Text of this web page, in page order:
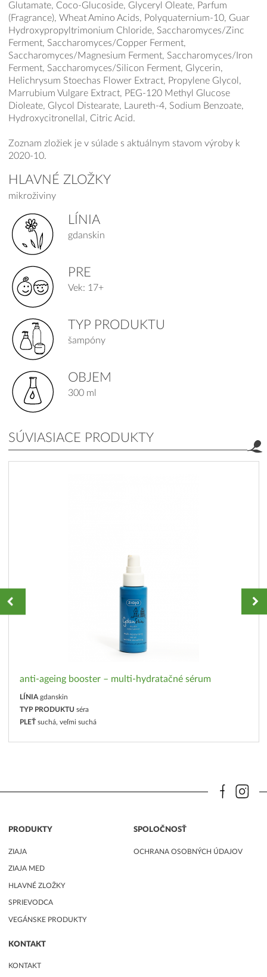
Glutamate, Coco-Glucoside, Glyceryl Oleate, Parfum
(Fragrance), Wheat Amino Acids, Polyquaternium-10, Guar
Hydroxypropyltrimonium Chloride, Saccharomyces/Zinc
Ferment, Saccharomyces/Copper Ferment,
Saccharomyces/Magnesium Ferment, Saccharomyces/Iron
Ferment, Saccharomyces/Silicon Ferment, Glycerin,
Helichrysum Stoechas Flower Extract, Propylene Glycol,
Marrubium Vulgare Extract, PEG-120 Methyl Glucose
Dioleate, Glycol Distearate, Laureth-4, Sodium Benzoate,
Hydroxycitronellal, Citric Acid.
Zoznam zložiek je v súlade s aktuálnym stavom výroby k
2020-10.
HLAVNÉ ZLOŽKY
mikroživiny
LÍNIA
gdanskin
PRE
Vek: 17+
TYP PRODUKTU
šampóny
OBJEM
300 ml
SÚVIASIACE PRODUKTY
anti-ageing booster – multi-hydratačné sérum
LÍNIA gdanskin
TYP PRODUKTU séra
PLEŤ suchá, veľmi suchá
PRODUKTY
ZIAJA
ZIAJA MED
HLAVNÉ ZLOŽKY
SPRIEVODCA
VEGÁNSKE PRODUKTY
SPOLOČNOSŤ
OCHRANA OSOBNÝCH ÚDAJOV
KONTAKT
KONTAKT